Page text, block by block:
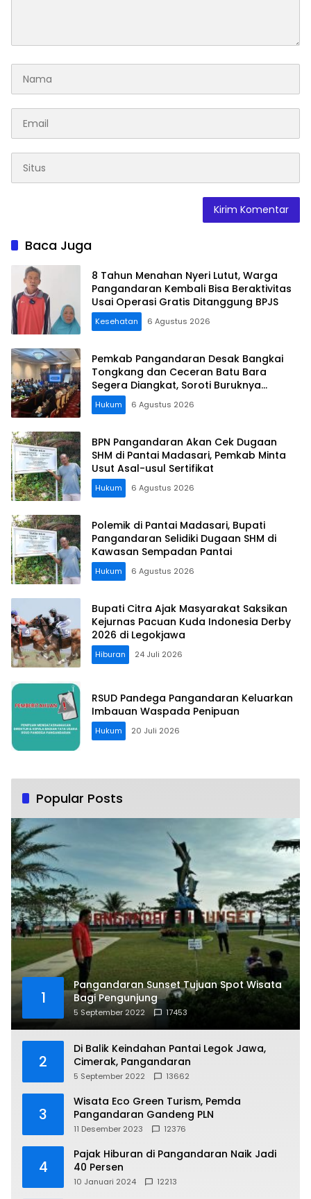
Baca Juga
8 Tahun Menahan Nyeri Lutut, Warga
Pangandaran Kembali Bisa Beraktivitas
Usai Operasi Gratis Ditanggung BPJS
Kesehatan 6 Agustus 2026
Pemkab Pangandaran Desak Bangkai
Tongkang dan Ceceran Batu Bara
Segera Diangkat, Soroti Buruknya
Koordinasi Perusahaan
Hukum 6 Agustus 2026
BPN Pangandaran Akan Cek Dugaan
SHM di Pantai Madasari, Pemkab Minta
Usut Asal-usul Sertifikat
Hukum 6 Agustus 2026
Polemik di Pantai Madasari, Bupati
Pangandaran Selidiki Dugaan SHM di
Kawasan Sempadan Pantai
Hukum 6 Agustus 2026
Bupati Citra Ajak Masyarakat Saksikan
Kejurnas Pacuan Kuda Indonesia Derby
2026 di Legokjawa
Hiburan 24 Juli 2026
RSUD Pandega Pangandaran Keluarkan
Imbauan Waspada Penipuan
Hukum 20 Juli 2026
Popular Posts
1
Pangandaran Sunset Tujuan Spot Wisata
Bagi Pengunjung
5 September 2022 17453
2
Di Balik Keindahan Pantai Legok Jawa,
Cimerak, Pangandaran
5 September 2022 13662
3
Wisata Eco Green Turism, Pemda
Pangandaran Gandeng PLN
11 Desember 2023 12376
4
Pajak Hiburan di Pangandaran Naik Jadi
40 Persen
10 Januari 2024 12213